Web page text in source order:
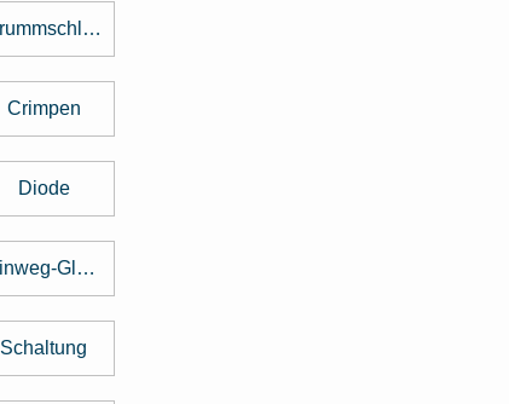
Brummschleifen
Crimpen
Diode
Einweg-Gleichrichter
Schaltung